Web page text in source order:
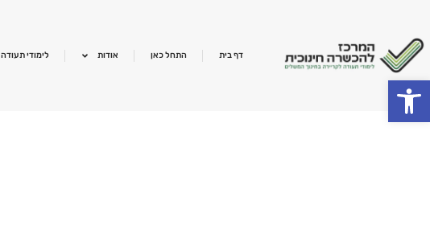
פתח סרגל נגישות
לתוכן
דף בית התחל כאן אודות לימודי תעודה